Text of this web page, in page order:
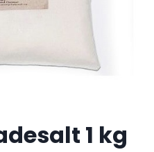
1 kg